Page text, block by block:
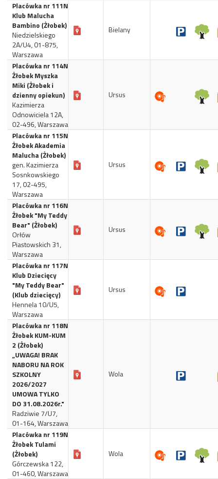
Placówka nr 111N
Klub Malucha
Bambino (Żłobek)
Niedzielskiego
2A/U4, 01-875,
Warszawa
Bielany
Placówka nr 114N
Żłobek Myszka
Miki (Żłobek i
dzienny opiekun)
Kazimierza
Odnowiciela 12A,
02-496, Warszawa
Ursus
Placówka nr 115N
Żłobek Akademia
Malucha (Żłobek)
gen. Kazimierza
Sosnkowskiego
17, 02-495,
Warszawa
Ursus
Placówka nr 116N
Żłobek "My Teddy
Bear" (Żłobek)
Orłów
Piastowskich 31,
Warszawa
Ursus
Placówka nr 117N
Klub Dziecięcy
"My Teddy Bear"
(Klub dziecięcy)
Hennela 10/U5,
Warszawa
Ursus
Placówka nr 118N
Żłobek KUM-KUM
2 (Żłobek)
„UWAGA! BRAK
NABORU NA ROK
SZKOLNY
2026/2027
UMOWA TYLKO
DO 31.08.2026r."
Radziwie 7/U7,
01-164, Warszawa
Wola
Placówka nr 119N
Żłobek Tulami
(Żłobek)
Górczewska 122,
01-460, Warszawa
Wola